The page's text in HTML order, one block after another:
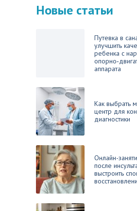
Новые статьи
Путевка в
улучшить
ребенка с
аппарата
Как выбрать
центр для
диагностики
Онлайн-
после
выстроить